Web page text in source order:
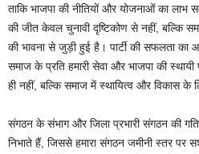
ताकि भाजपा की नीतियों और योजनाओं का
की जीत केवल चुनावी दृष्टिकोण से नहीं, बल्कि
की भावना से जुड़ी हुई है। पार्टी की सफलता का
समाज के प्रति हमारी सेवा और भाजपा की
ही नहीं, बल्कि समाज में स्थायित्व और विकास के
संगठन के संभाग और जिला प्रभारी संगठन की
निभाते हैं, जिससे हमारा संगठन जमीनी स्तर पर